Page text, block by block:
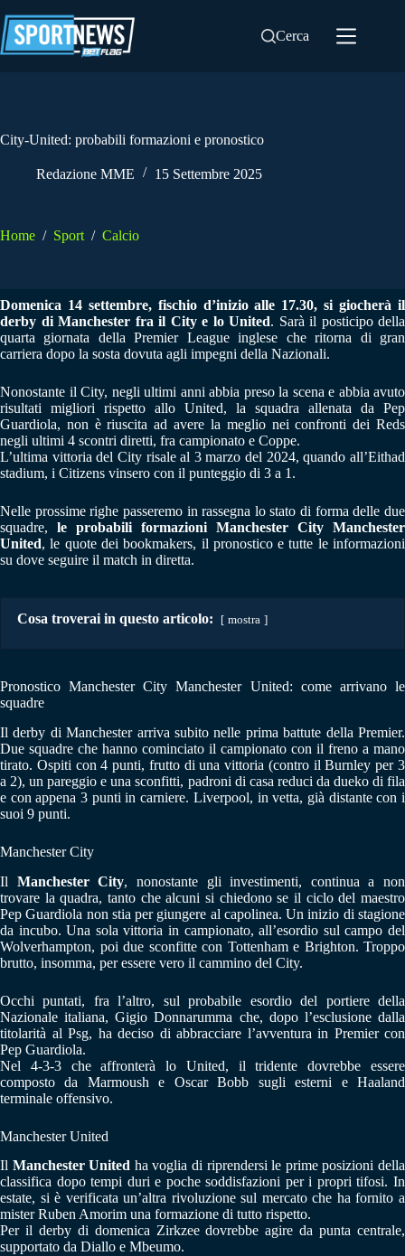
al
contenuto
Cerca
City-United: probabili formazioni e pronostico
Redazione MME 15 Settembre 2025
Home / Sport / Calcio
Domenica 14 settembre, fischio d’inizio alle 17.30, si giocherà il
derby di Manchester fra il City e lo United. Sarà il posticipo della
quarta giornata della Premier League inglese che ritorna di gran
carriera dopo la sosta dovuta agli impegni della Nazionali.
Nonostante il City, negli ultimi anni abbia preso la scena e abbia avuto
risultati migliori rispetto allo United, la squadra allenata da Pep
Guardiola, non è riuscita ad avere la meglio nei confronti dei Reds
negli ultimi 4 scontri diretti, fra campionato e Coppe.
L’ultima vittoria del City risale al 3 marzo del 2024, quando all’Eithad
stadium, i Citizens vinsero con il punteggio di 3 a 1.
Nelle prossime righe passeremo in rassegna lo stato di forma delle due
squadre, le probabili formazioni Manchester City Manchester
United, le quote dei bookmakers, il pronostico e tutte le informazioni
su dove seguire il match in diretta.
Cosa troverai in questo articolo: mostra
Pronostico Manchester City Manchester United: come arrivano le
squadre
Il derby di Manchester arriva subito nelle prima battute della Premier.
Due squadre che hanno cominciato il campionato con il freno a mano
tirato. Ospiti con 4 punti, frutto di una vittoria (contro il Burnley per 3
a 2), un pareggio e una sconfitti, padroni di casa reduci da dueko di fila
e con appena 3 punti in carniere. Liverpool, in vetta, già distante con i
suoi 9 punti.
Manchester City
Il Manchester City, nonostante gli investimenti, continua a non
trovare la quadra, tanto che alcuni si chiedono se il ciclo del maestro
Pep Guardiola non stia per giungere al capolinea. Un inizio di stagione
da incubo. Una sola vittoria in campionato, all’esordio sul campo del
Wolverhampton, poi due sconfitte con Tottenham e Brighton. Troppo
brutto, insomma, per essere vero il cammino del City.
Occhi puntati, fra l’altro, sul probabile esordio del portiere della
Nazionale italiana, Gigio Donnarumma che, dopo l’esclusione dalla
titolarità al Psg, ha deciso di abbracciare l’avventura in Premier con
Pep Guardiola.
Nel 4-3-3 che affronterà lo United, il tridente dovrebbe essere
composto da Marmoush e Oscar Bobb sugli esterni e Haaland
terminale offensivo.
Manchester United
Il Manchester United ha voglia di riprendersi le prime posizioni della
classifica dopo tempi duri e poche soddisfazioni per i propri tifosi. In
estate, si è verificata un’altra rivoluzione sul mercato che ha fornito a
mister Ruben Amorim una formazione di tutto rispetto.
Per il derby di domenica Zirkzee dovrebbe agire da punta centrale,
supportato da Diallo e Mbeumo.